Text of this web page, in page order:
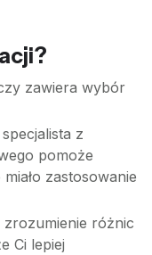
zawiera wybór
z
pomoże
zastosowanie
zrozumienie różnic
Ci lepiej